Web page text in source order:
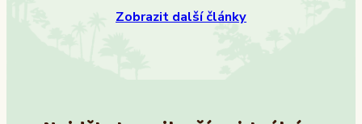
Zobrazit další články